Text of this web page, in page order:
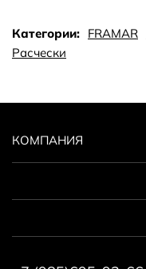
превосходно
разнообразных
Категории: FRAMAR
Расчески
КОМПАНИЯ